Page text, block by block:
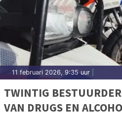
11 februari 2026, 9:35 uur
TWINTIG
VAN DRUGS EN